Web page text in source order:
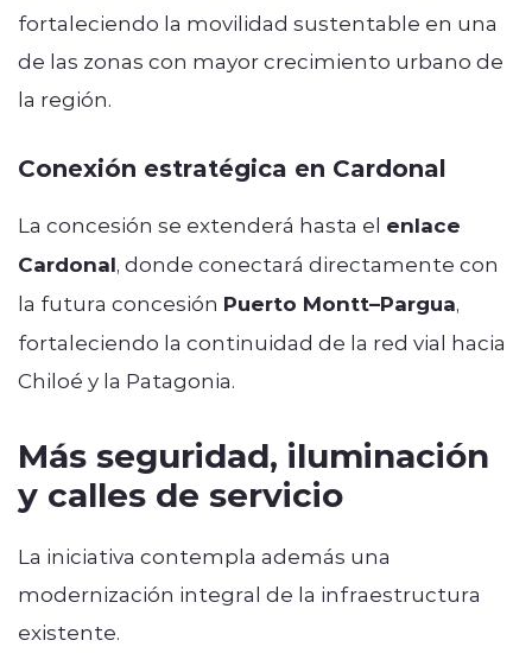
fortaleciendo la movilidad sustentable en una
de las zonas con mayor crecimiento urbano de
la región.
Conexión estratégica en Cardonal
La concesión se extenderá hasta el enlace
Cardonal, donde conectará directamente con
la futura concesión Puerto Montt–Pargua,
fortaleciendo la continuidad de la red vial hacia
Chiloé y la Patagonia.
Más seguridad, iluminación
y calles de servicio
La iniciativa contempla además una
modernización integral de la infraestructura
existente.